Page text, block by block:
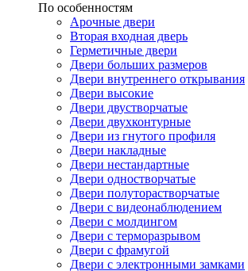
По особенностям
Арочные двери
Вторая входная дверь
Герметичные двери
Двери больших размеров
Двери внутреннего открывания
Двери высокие
Двери двустворчатые
Двери двухконтурные
Двери из гнутого профиля
Двери накладные
Двери нестандартные
Двери одностворчатые
Двери полуторастворчатые
Двери с видеонаблюдением
Двери с молдингом
Двери с терморазрывом
Двери с фрамугой
Двери с электронными замками